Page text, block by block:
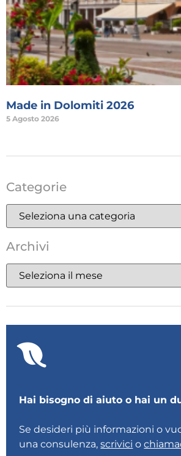
Made in Dolomiti 2026
5 Agosto 2026
Categorie
Archivi
Hai bisogno di aiuto o hai un
Se desideri più informazioni o
una consulenza,scrivici o